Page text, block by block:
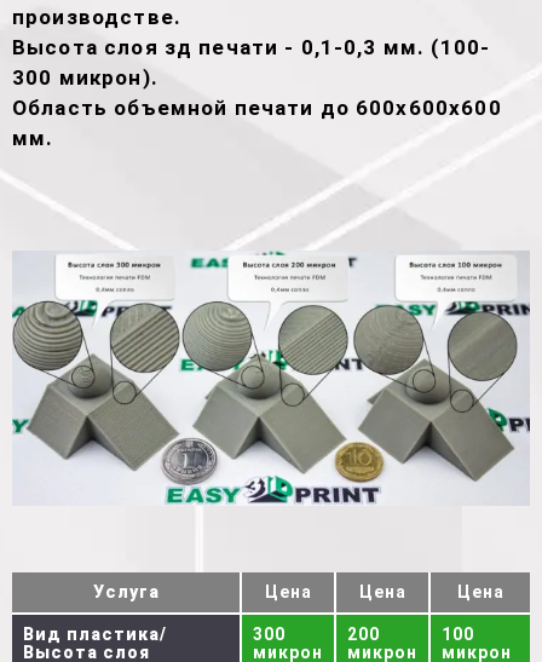
производстве.
Высота слоя зд печати - 0,1-0,3 мм. (100-
300 микрон).
Область объемной печати до 600х600х600
мм.
Услуга Цена Цена Цена
Вид пластика/
Высота слоя
300
микрон
200
микрон
100
микрон